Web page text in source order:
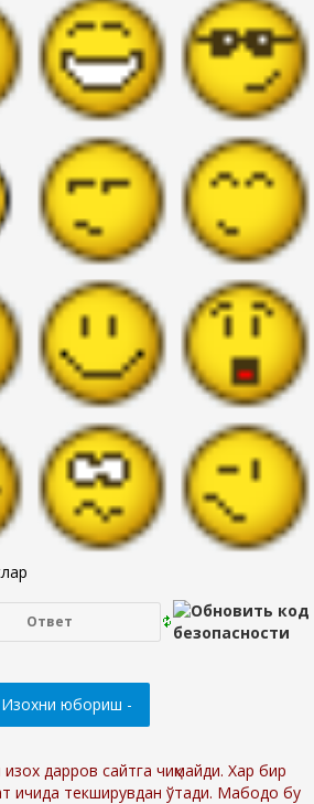
изох дарров сайтга чиқмайди. Хар бир
ичида текширувдан ўтади. Мабодо бу